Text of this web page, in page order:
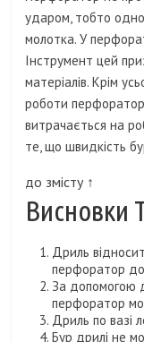
ударом, тобто
молотка. У
Інструмент цей
матеріалів. Крім
роботи
витрачається на
те, що швидкість
до змісту ↑
Висновки
Дриль
перфоратор до
За допомогою
перфоратор
Дриль по вазі
Бур дрилі не